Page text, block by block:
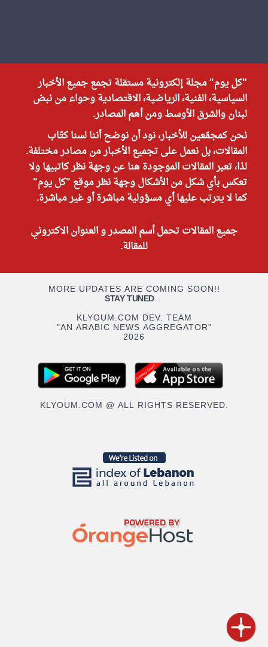
"كل يوم" مجلة إلكترونية مستقلة تجمع جميع الأخبار
السياسية، الفنية، الرياضية، الاقتصادية وحواء من نبض
لبنان والشرق الأوسط ومن أهم المصادر.
نحن كمجمّعين للأخبار، نود أن نوضح أننا لسنا كتّاب
المقالات، بل نعمل على تجميع الأخبار من مصادر مختلفة.
لذا، تعبر المقالات الموجودة هنا عن وجهة نظر كاتبيها ولا
تعكس بأي شكل من الأشكال وجهة نظر موقع "كل يوم"
كما لا يترتب عليها أي مسؤولية مباشرة أو غير مباشرة.
جميع المقالات تحمل أسم المصدر و العنوان الاكتروني
للمقالة.
MORE UPDATES ARE COMING SOON!!
STAY TUNED...
KLYOUM.COM DEV. TEAM
"AN ARABIC NEWS AGGREGATOR"
2026
KLYOUM.COM @ ALL RIGHTS RESERVED.